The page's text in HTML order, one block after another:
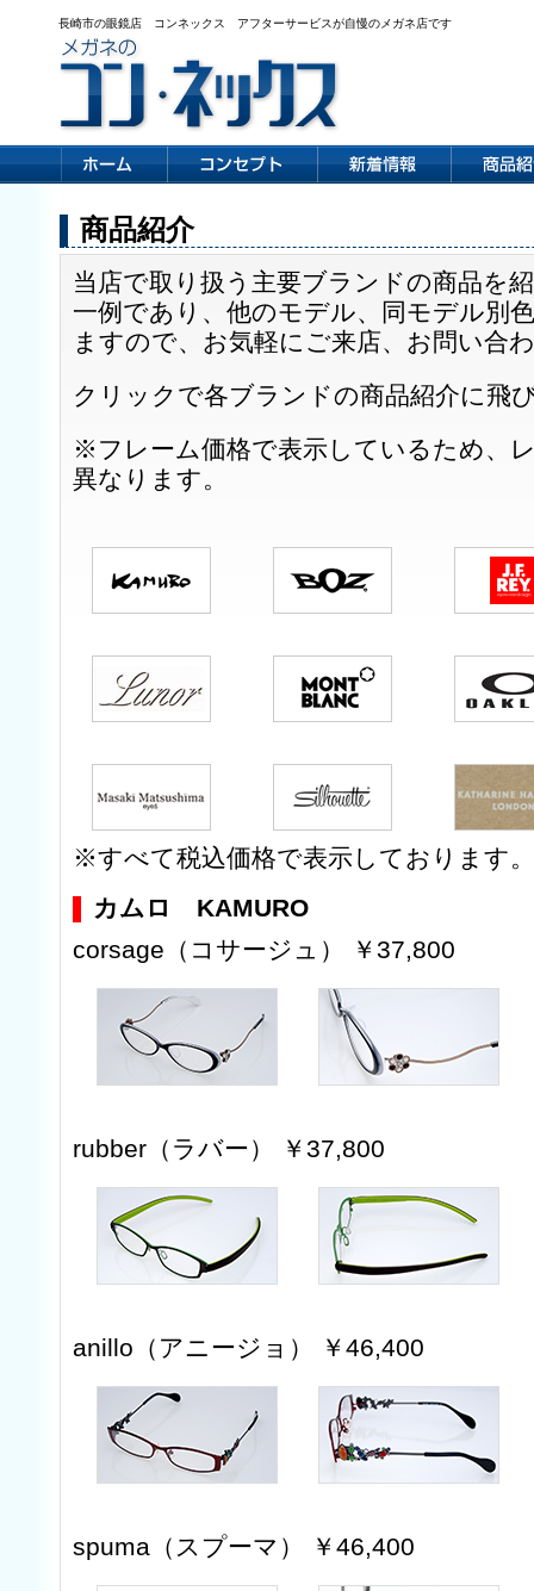
長崎市の眼鏡店 コンネックス アフターサービスが自慢のメガネ店です
商品紹介
当店で取り扱う主要ブランドの商品を
一例であり、他のモデル、同モデル別
ますので、お気軽にご来店、お問い合
クリックで各ブランドの商品紹介に飛
※フレーム価格で表示しているため、
異なります。
※すべて税込価格で表示しております。
カムロ KAMURO
corsage（コサージュ） ￥37,800
rubber（ラバー） ￥37,800
anillo（アニージョ） ￥46,400
spuma（スプーマ） ￥46,400